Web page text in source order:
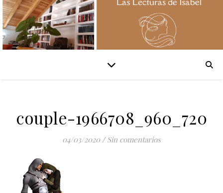
couple-1966708_960_720
04/03/2020 / Sin comentarios